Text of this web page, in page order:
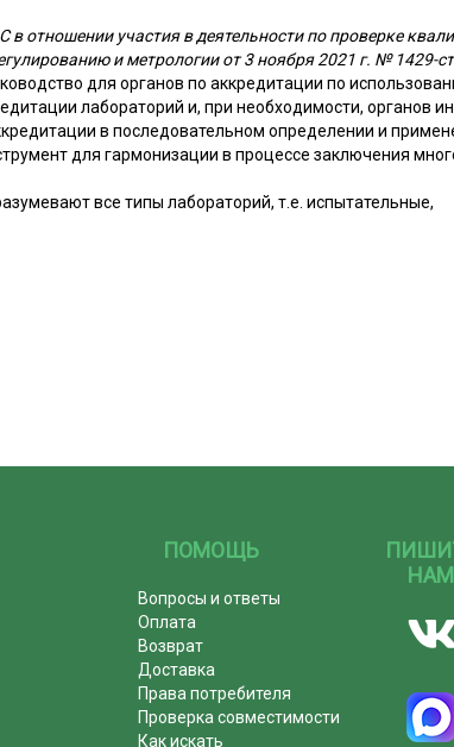
отношении участия в деятельности по проверке
и метрологии от 3 ноября 2021 г. № 1429-
для органов по аккредитации по
лабораторий и, при необходимости, органов
в последовательном определении и
для гармонизации в процессе заключения
все типы лабораторий, т.е. испытательные,
ПОМОЩЬ
Вопросы и ответы
Оплата
Возврат
Доставка
Права потребителя
Проверка совместимости
Как искать
НАМ